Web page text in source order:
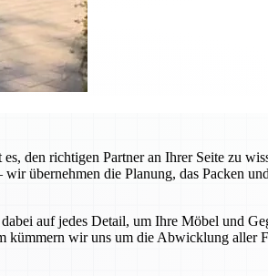
richtigen Partner an Ihrer Seite zu
übernehmen die Planung, das Packen
auf jedes Detail, um Ihre Möbel und
wir uns um die Abwicklung aller